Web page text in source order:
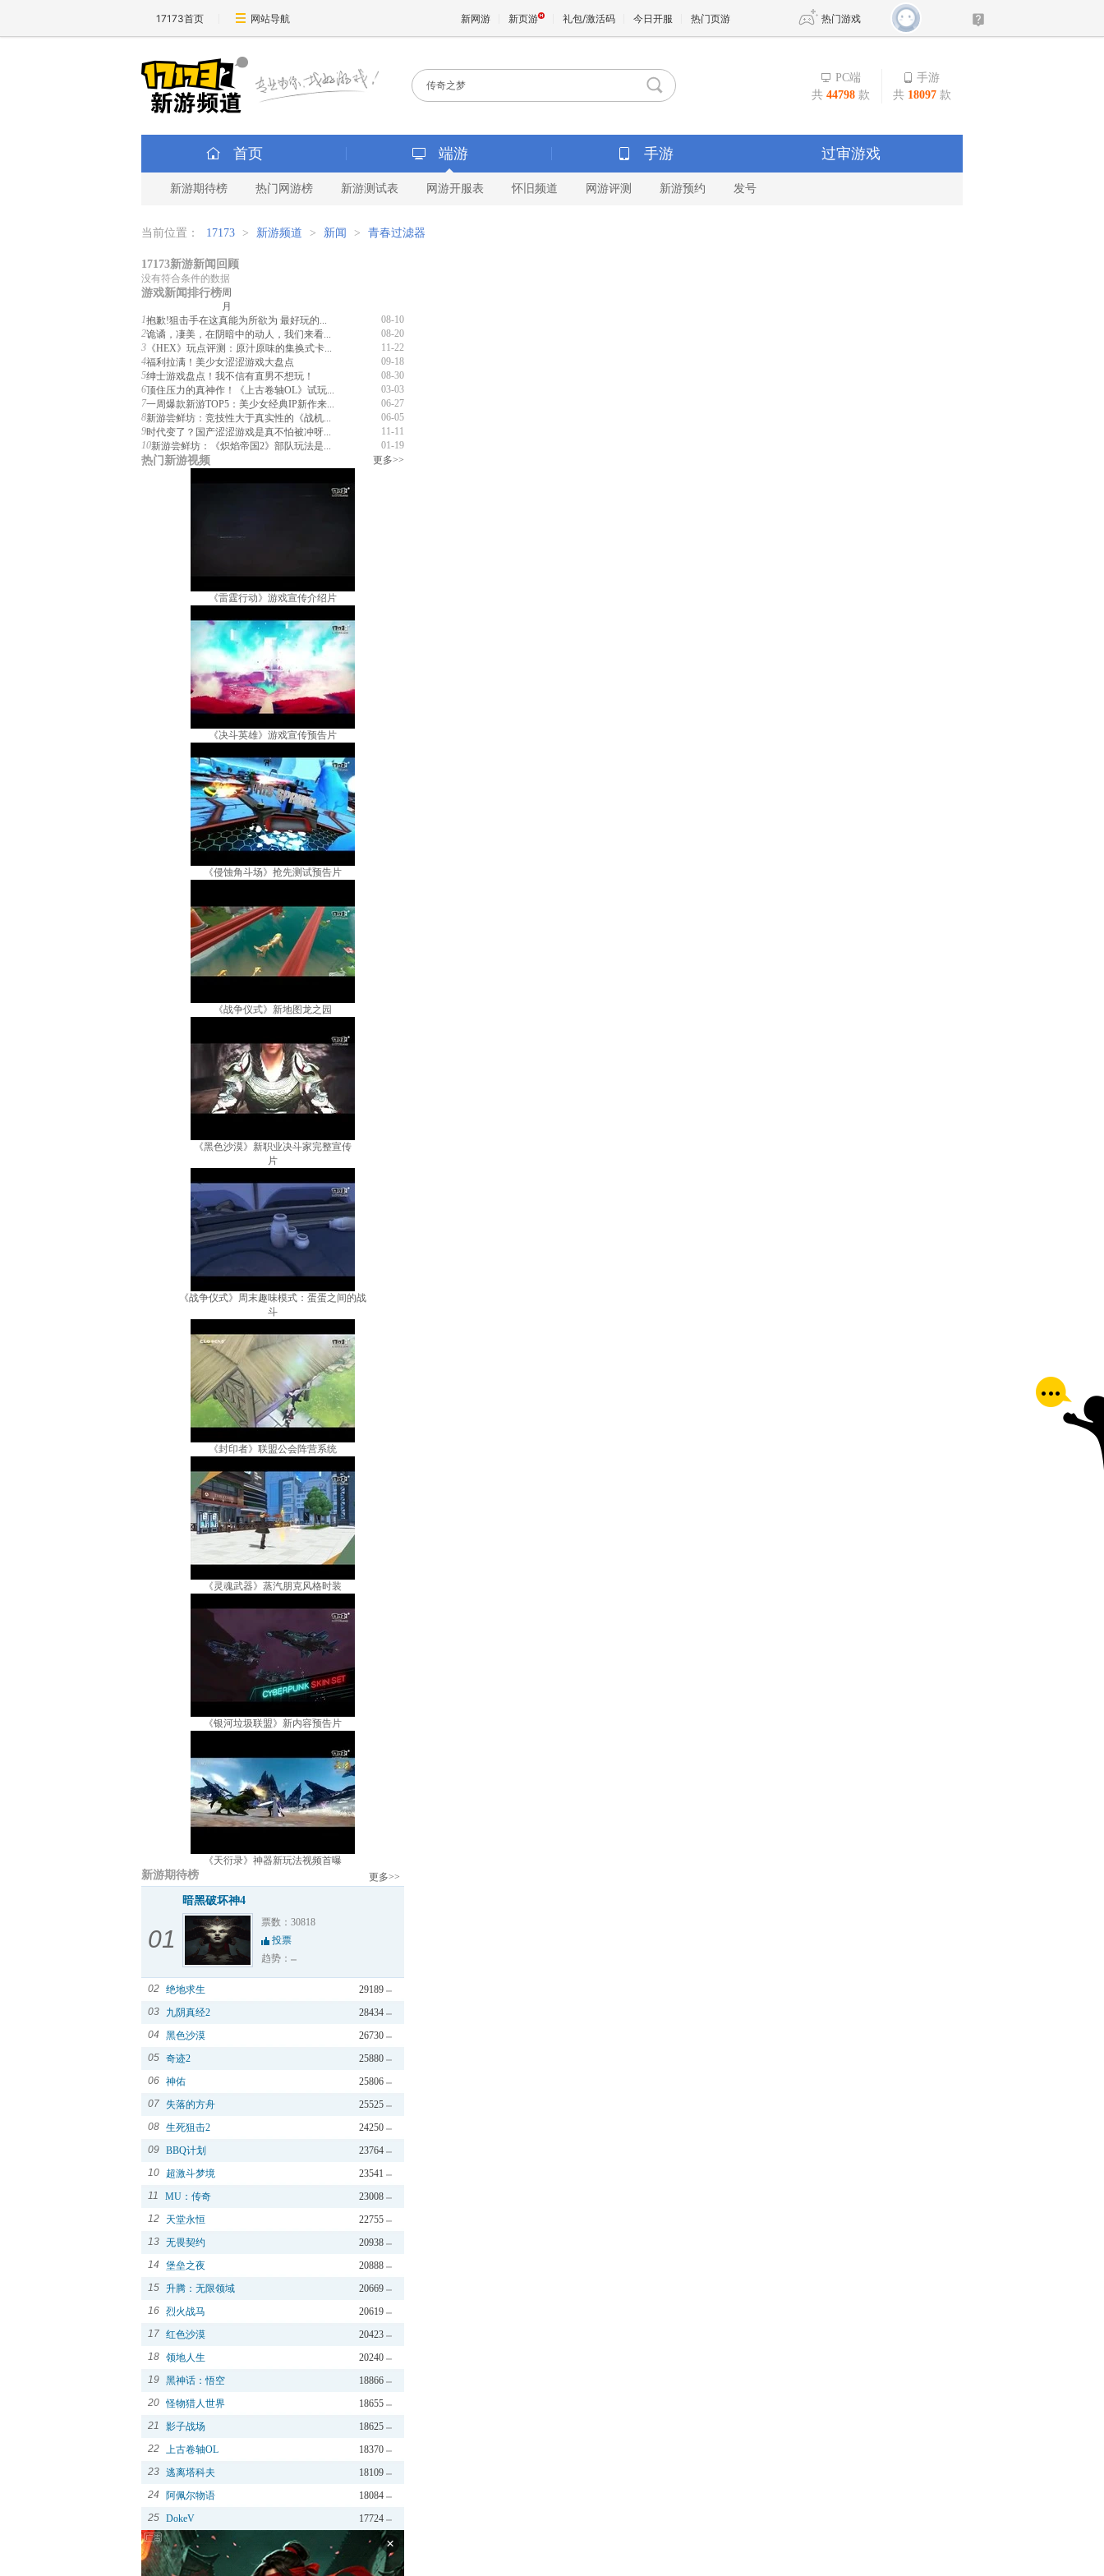
17173首页 网站导航 新网游 新页游 礼包/激活码 今日开服 热门页游 热门游戏
传奇4
新天龙八部
王权与自由
PC端
共 44798 款
手游
共 18097 款
首页 端游 手游 过审游戏
新游期待榜 热门网游榜 新游测试表 网游开服表 怀旧频道 网游评测 新游预约 发号
当前位置： 17173 > 新游频道 > 新闻 > 青春过滤器
17173新游新闻回顾
没有符合条件的数据
游戏新闻排行榜周
月
1
08-10
抱歉!狙击手在这真能为所欲为 最好玩的...
2
08-20
诡谲，凄美，在阴暗中的动人，我们来看...
3
11-22
《HEX》玩点评测：原汁原味的集换式卡...
4
09-18
福利拉满！美少女涩涩游戏大盘点
5
08-30
绅士游戏盘点！我不信有直男不想玩！
6
03-03
顶住压力的真神作！《上古卷轴OL》试玩...
7
06-27
一周爆款新游TOP5：美少女经典IP新作来...
8
06-05
新游尝鲜坊：竞技性大于真实性的《战机...
9
11-11
时代变了？国产涩涩游戏是真不怕被冲呀...
10
01-19
新游尝鲜坊：《炽焰帝国2》部队玩法是...
热门新游视频 更多>>
《雷霆行动》游戏宣传介绍片
《决斗英雄》游戏宣传预告片
《侵蚀角斗场》抢先测试预告片
《战争仪式》新地图龙之园
《黑色沙漠》新职业决斗家完整宣传
片
《战争仪式》周末趣味模式：蛋蛋之间的战
斗
《封印者》联盟公会阵营系统
《灵魂武器》蒸汽朋克风格时装
《银河垃圾联盟》新内容预告片
《天衍录》神器新玩法视频首曝
新游期待榜 更多>>
01
暗黑破坏神4
票数：30818
投票
趋势：
02 29189
绝地求生
03
28434
九阴真经2
04
26730
黑色沙漠
05
25880
奇迹2
06
25806
神佑
07
25525
失落的方舟
08
24250
生死狙击2
09
23764
BBQ计划
10
23541
超激斗梦境
11
23008
MU：传奇
12
22755
天堂永恒
13
20938
无畏契约
14
20888
堡垒之夜
15
20669
升腾：无限领域
16
20619
烈火战马
17
20423
红色沙漠
18
20240
领地人生
19
18866
黑神话：悟空
20
18655
怪物猎人世界
21
18625
影子战场
22
18370
上古卷轴OL
23
18109
逃离塔科夫
24
18084
阿佩尔物语
25
17724
DokeV
×